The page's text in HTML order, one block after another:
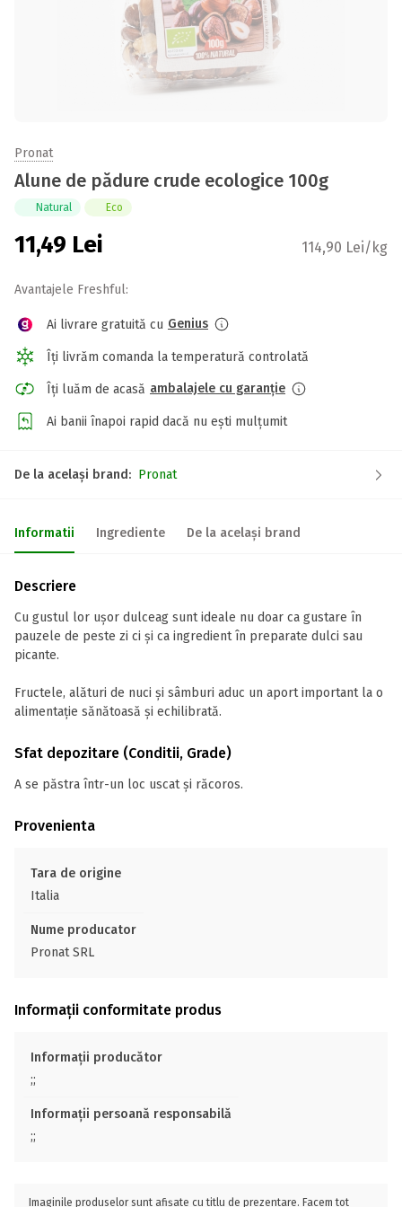
Pronat
Alune de pădure crude ecologice 100g
Natural Eco
11,49 Lei 114,90 Lei/kg
Avantajele Freshful:
Ai livrare gratuită cu Genius
Îți livrăm comanda la temperatură controlată
Îți luăm de acasă ambalajele cu garanție
Ai banii înapoi rapid dacă nu ești mulțumit
De la același brand: Pronat
Informatii Ingrediente De la același brand
Descriere
Cu gustul lor ușor dulceag sunt ideale nu doar ca gustare în
pauzele de peste zi ci și ca ingredient în preparate dulci sau
picante.
Fructele, alături de nuci și sâmburi aduc un aport important la o
alimentație sănătoasă și echilibrată.
Sfat depozitare (Conditii, Grade)
A se păstra într-un loc uscat și răcoros.
Provenienta
Tara de origine
Italia
Nume producator
Pronat SRL
Informații conformitate produs
Informații producător
;;
Informații persoană responsabilă
;;
Imaginile produselor sunt afișate cu titlu de prezentare. Facem tot